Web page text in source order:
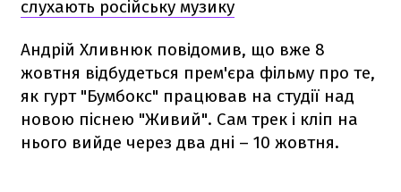
слухають російську музику
Андрій Хливнюк повідомив, що вже 8
жовтня відбудеться прем'єра фільму про те,
як гурт "Бумбокс" працював на студії над
новою піснею "Живий". Сам трек і кліп на
нього вийде через два дні – 10 жовтня.